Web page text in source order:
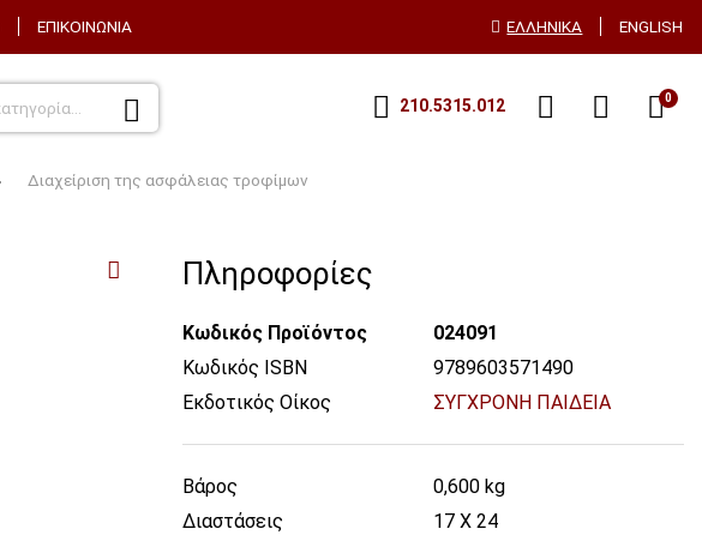
ΕΠΙΚΟΙΝΩΝΊΑ ΕΛΛΗΝΙΚΆ ENGLISH
210.5315.012 0
Διαχείριση της ασφάλειας τροφίμων
Πληροφορίες
Κωδικός Προϊόντος
024091
Κωδικός ISBN
9789603571490
Εκδοτικός Οίκος
ΣΥΓΧΡΟΝΗ ΠΑΙΔΕΙΑ
Βάρος
0,600 kg
Διαστάσεις
17 X 24